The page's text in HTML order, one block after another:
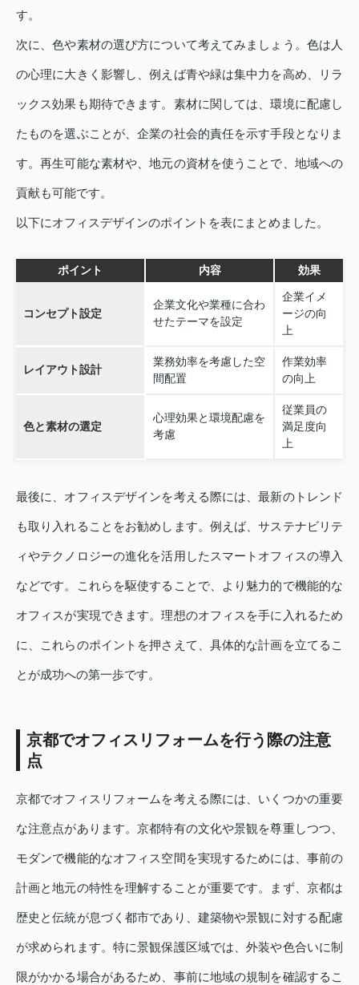
す。
次に、色や素材の選び方について考えてみましょう。色は人
の心理に大きく影響し、例えば青や緑は集中力を高め、リラ
ックス効果も期待できます。素材に関しては、環境に配慮し
たものを選ぶことが、企業の社会的責任を示す手段となりま
す。再生可能な素材や、地元の資材を使うことで、地域への
貢献も可能です。
以下にオフィスデザインのポイントを表にまとめました。
ポイント 内容 効果
コンセプト設定
企業文化や業種に合わ
せたテーマを設定
企業イメ
ージの向
上
レイアウト設計
業務効率を考慮した空
間配置
作業効率
の向上
色と素材の選定
心理効果と環境配慮を
考慮
従業員の
満足度向
上
最後に、オフィスデザインを考える際には、最新のトレンド
も取り入れることをお勧めします。例えば、サステナビリテ
ィやテクノロジーの進化を活用したスマートオフィスの導入
などです。これらを駆使することで、より魅力的で機能的な
オフィスが実現できます。理想のオフィスを手に入れるため
に、これらのポイントを押さえて、具体的な計画を立てるこ
とが成功への第一歩です。
京都でオフィスリフォームを行う際の注意
点
京都でオフィスリフォームを考える際には、いくつかの重要
な注意点があります。京都特有の文化や景観を尊重しつつ、
モダンで機能的なオフィス空間を実現するためには、事前の
計画と地元の特性を理解することが重要です。まず、京都は
歴史と伝統が息づく都市であり、建築物や景観に対する配慮
が求められます。特に景観保護区域では、外装や色合いに制
限がかかる場合があるため、事前に地域の規制を確認するこ